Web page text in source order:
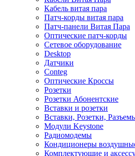
Кабель витая пара
Патч-корды витая пара
Патч-панели Витая Пара
Оптические патч-корды
Сетевое оборудование
Desktop
Датчики
Conteg
Оптические Кроссы
Розетки
Розетки Абонентские
Вставки и розетки
Вставки, Розетки,
Модули Keystone
Радиомодемы
Кондиционеры
Комплектующие и